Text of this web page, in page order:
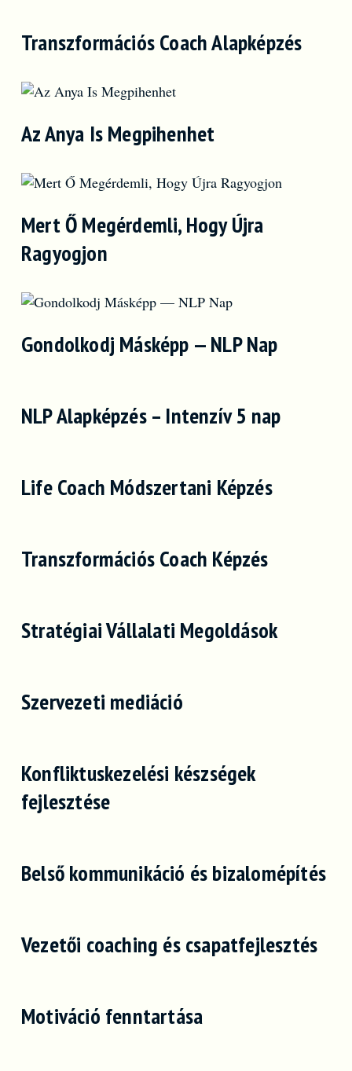
Transzformációs Coach Alapképzés
Az Anya Is Megpihenhet
Mert Ő Megérdemli, Hogy Újra
Ragyogjon
Gondolkodj Másképp — NLP Nap
NLP Alapképzés – Intenzív 5 nap
Life Coach Módszertani Képzés
Transzformációs Coach Képzés
Stratégiai Vállalati Megoldások
Szervezeti mediáció
Konfliktuskezelési készségek
fejlesztése
Belső kommunikáció és bizalomépítés
Vezetői coaching és csapatfejlesztés
Motiváció fenntartása